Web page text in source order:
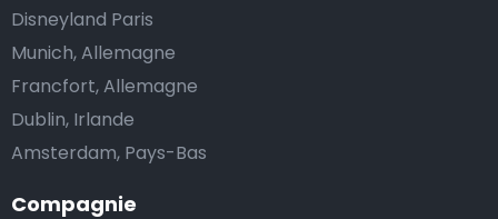
Compagnie
Disneyland Paris
Munich, Allemagne
Francfort, Allemagne
Dublin, Irlande
Amsterdam, Pays-Bas